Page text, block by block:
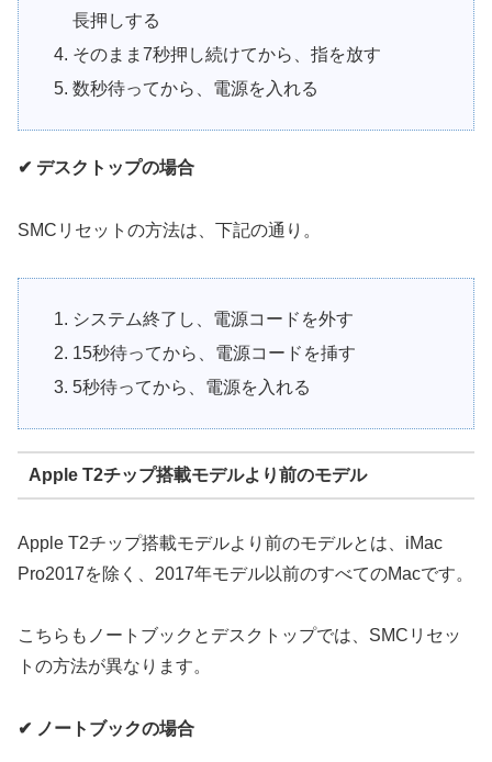
長押しする
そのまま7秒押し続けてから、指を放す
数秒待ってから、電源を入れる
✔ デスクトップの場合
SMCリセットの方法は、下記の通り。
システム終了し、電源コードを外す
15秒待ってから、電源コードを挿す
5秒待ってから、電源を入れる
Apple T2チップ搭載モデルより前のモデル
Apple T2チップ搭載モデルより前のモデルとは、iMac
Pro2017を除く、2017年モデル以前のすべてのMacです。
こちらもノートブックとデスクトップでは、SMCリセッ
トの方法が異なります。
✔ ノートブックの場合